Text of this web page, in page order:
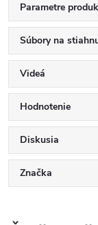
Parametre
Súbory na
Videá
Hodnotenie
Diskusia
Značka